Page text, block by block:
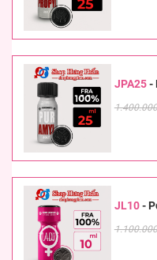
JPA25-
JL10-